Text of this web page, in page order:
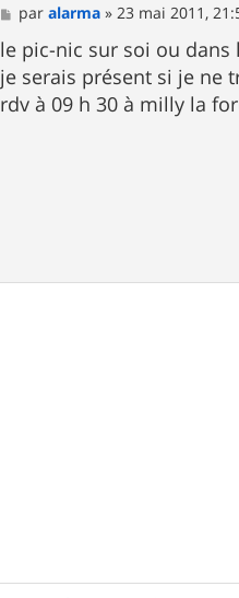
M
e
s
s
a
g
e
paralarma »23 mai 2011,
le pic-nic sur soi ou dans
je serais présent si je ne
rdv à 09 h 30 à milly la